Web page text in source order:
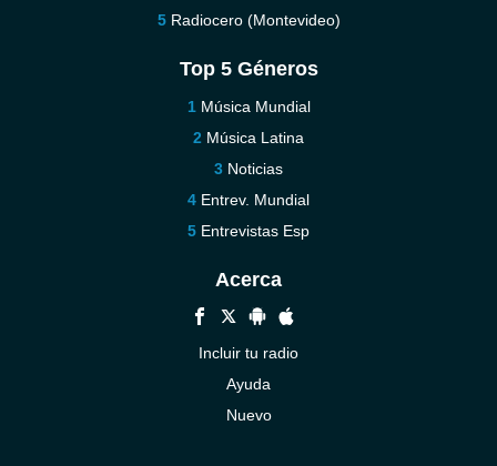
Radiocero (Montevideo)
Top 5 Géneros
Música Mundial
Música Latina
Noticias
Entrev. Mundial
Entrevistas Esp
Acerca
Incluir tu radio
Ayuda
Nuevo